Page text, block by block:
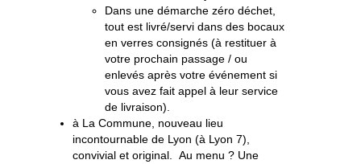
Dans une démarche zéro déchet,
tout est livré/servi dans des bocaux
en verres consignés (à restituer à
votre prochain passage / ou
enlevés après votre événement si
vous avez fait appel à leur service
de livraison).
à La Commune, nouveau lieu
incontournable de Lyon (à Lyon 7),
convivial et original. Au menu ? Une